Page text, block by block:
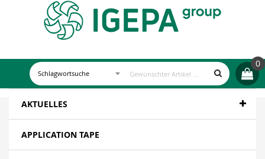
0
AKTUELLES
APPLICATION TAPE